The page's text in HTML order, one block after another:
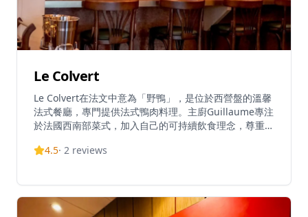
Le Colvert
Le Colvert在法文中意為「野鴨」，是位於西營盤的溫馨
法式餐廳，專門提供法式鴨肉料理。主廚Guillaume專注
於法國西南部菜式，加入自己的可持續飲食理念，尊重鴨
廳直接從法國採購鴨肉，提供三種不同品種：朗德鴨、肥
港13,665家餐廳中排名第7203位。餐廳以將傳統高級法
式菜餚如壓鴨等在小酒館環境中變得更平易近人而聞名。
4.5· 2 reviews